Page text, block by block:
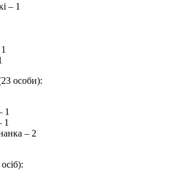
– 1
особи):
1
1
– 2